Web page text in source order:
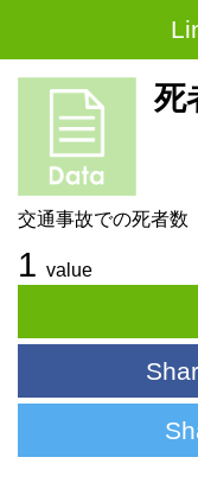
死
交通事故での死者数
1 value